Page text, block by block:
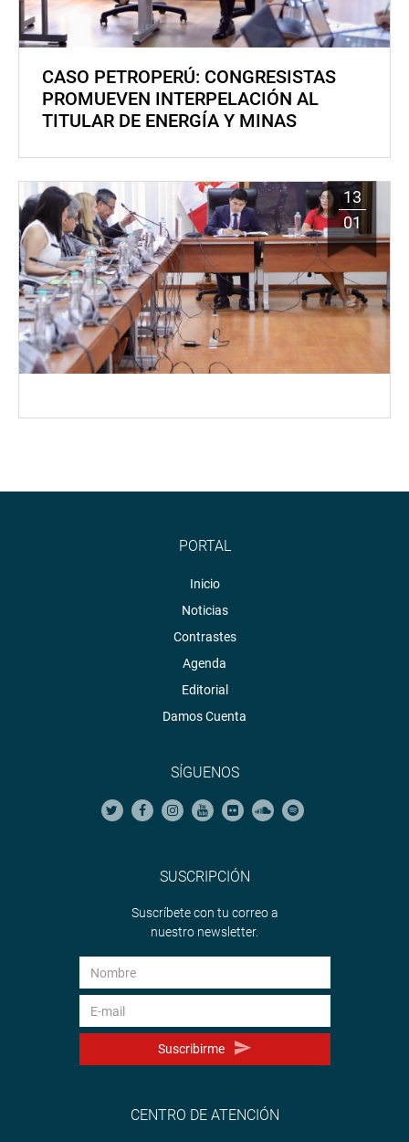
CASO PETROPERÚ: CONGRESISTAS
PROMUEVEN INTERPELACIÓN AL
TITULAR DE ENERGÍA Y MINAS
13
01
PORTAL
Inicio
Noticias
Contrastes
Agenda
Editorial
Damos Cuenta
SÍGUENOS
SUSCRIPCIÓN
Suscríbete con tu correo a
nuestro newsletter.
Suscribirme
CENTRO DE ATENCIÓN